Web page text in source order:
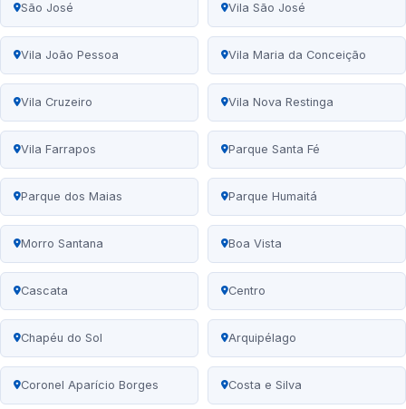
São José Vila São José
Vila João Pessoa Vila Maria da Conceição
Vila Cruzeiro Vila Nova Restinga
Vila Farrapos Parque Santa Fé
Parque dos Maias Parque Humaitá
Morro Santana Boa Vista
Cascata Centro
Chapéu do Sol Arquipélago
Coronel Aparício Borges Costa e Silva